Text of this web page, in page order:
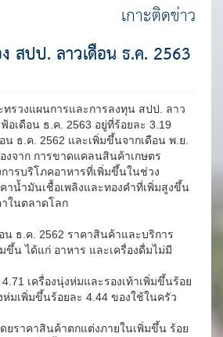
เกาะติดข่าว
สปป. ลาวเดือน ธ.ค. 2563
รวงแผนการและการลงทุน สปป. ลาว
อเดือน ธ.ค. 2563 อยู่ที่ร้อยละ 3.19
น ธ.ค. 2562 และเพิ่มขึ้นจากเดือน พ.ย.
งจาก การขาดแคลนสินค้าเกษตร
ารบริโภคอาหารที่เพิ่มขึ้นในช่วง
าน้ำมันเชื้อเพลิงและทองคำที่เพิ่มสูงขึ้น
ในตลาดโลก
น ธ.ค. 2562 ราคาสินค้าและบริการ
ขึ้น ได้แก่ อาหาร และเครื่องดื่มไม่มี
เครื่องนุ่งห่มและรองเท้าเพิ่มขึ้นร้อย
ห่มเพิ่มขึ้นร้อยละ 4.44 ของใช้ในครัว
ยราคาสินค้าตกแต่งภายในเพิ่มขึ้น ร้อย